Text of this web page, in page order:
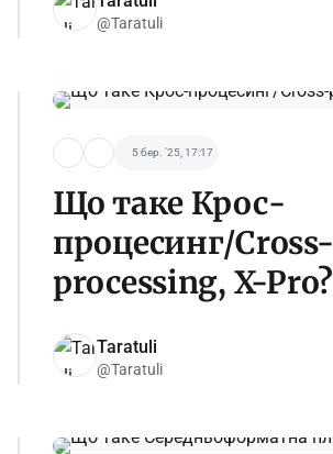
@Taratuli
5 бер. '25, 17:17
Що таке Крос-
процесинг/Cross-
processing, X-Pro?
Taratuli
@Taratuli